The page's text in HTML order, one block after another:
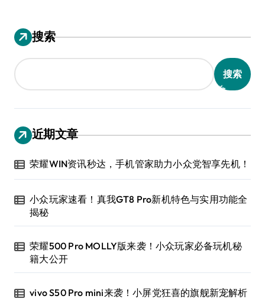
搜索
搜索
近期文章
荣耀WIN资讯秒达，手机管家助力小众党智享先机！
小众玩家速看！真我GT8 Pro新机特色与实用功能全
揭秘
荣耀500 Pro MOLLY版来袭！小众玩家必备玩机秘
籍大公开
vivo S50 Pro mini来袭！小屏党狂喜的旗舰新宠解析